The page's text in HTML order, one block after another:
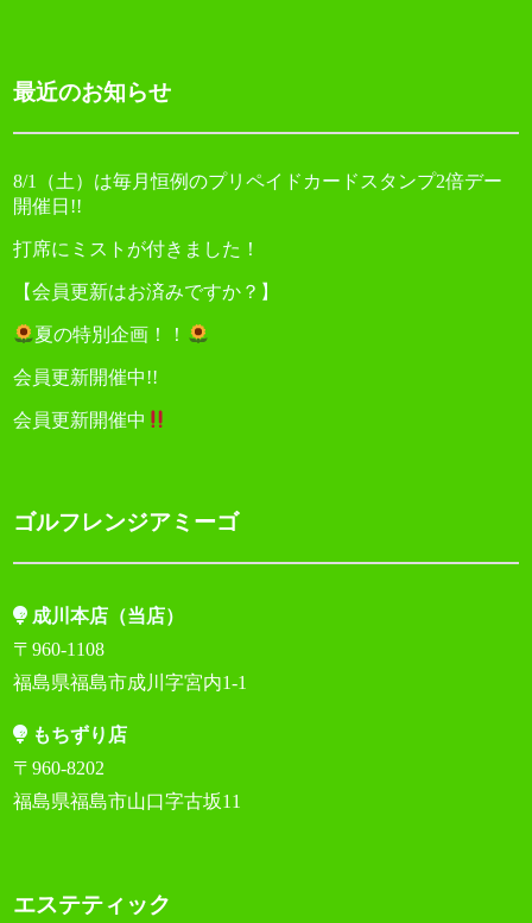
最近のお知らせ
8/1（土）は毎月恒例のプリペイドカードスタンプ2倍デー
開催日!!
打席にミストが付きました！
【会員更新はお済みですか？】
夏の特別企画！！
会員更新開催中!!
会員更新開催中
ゴルフレンジアミーゴ
成川本店（当店）
〒960-1108
福島県福島市成川字宮内1-1
もちずり店
〒960-8202
福島県福島市山口字古坂11
エステティック